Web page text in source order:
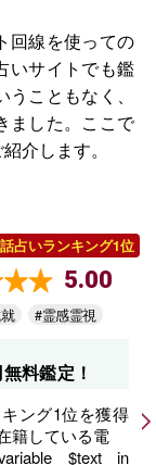
回線を使っての
いサイトでも鑑
こともなく、
ました。ここで
介します。
占いランキング1位
5.00
#霊感霊視
料鑑定！
ング1位を獲得
籍している電
$text in